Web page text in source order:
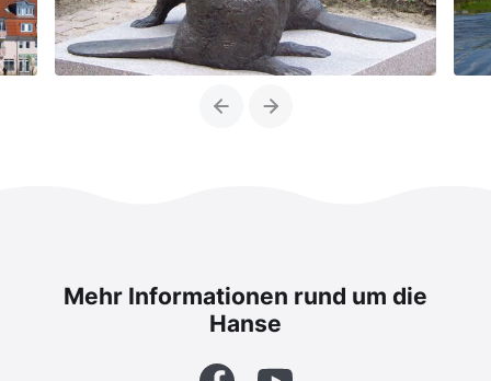
PreviousNext
Mehr Informationen rund um die
Hanse
FacebookYouTube